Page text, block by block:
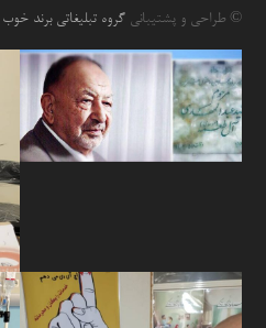
© طراحی و پشتیبانیگروه تبلیغاتی برند خوب